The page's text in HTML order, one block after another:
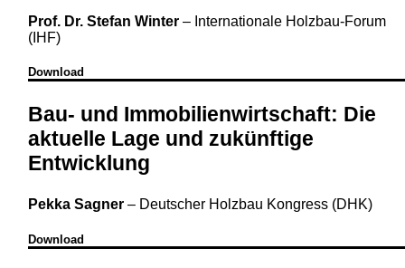
Prof. Dr. Stefan Winter – Internationale Holzbau-Forum
(IHF)
Download
Bau- und Immobilienwirtschaft: Die
aktuelle Lage und zukünftige
Entwicklung
Pekka Sagner – Deutscher Holzbau Kongress (DHK)
Download